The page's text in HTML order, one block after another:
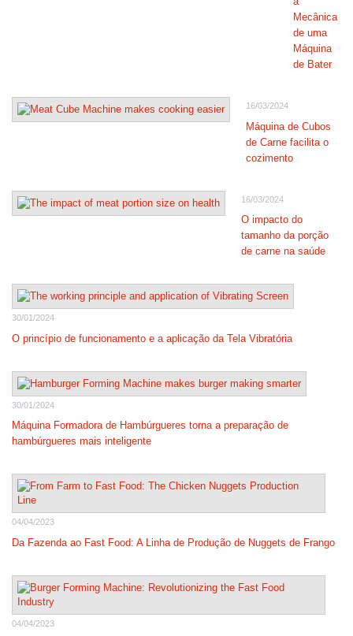
Mecânica
de uma
Máquina
de Bater
16/03/2024
Máquina de Cubos
de Carne facilita o
cozimento
16/03/2024
O impacto do
tamanho da porção
de carne na saúde
30/01/2024
O princípio de funcionamento e a aplicação da Tela Vibratória
30/01/2024
Máquina Formadora de Hambúrgueres torna a preparação de
hambúrgueres mais inteligente
04/04/2023
Da Fazenda ao Fast Food: A Linha de Produção de Nuggets de Frango
04/04/2023